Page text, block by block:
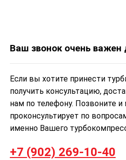
Ваш звонок очень важен
Если вы хотите принести
получить консультацию,
нам по телефону. Позвоните и
проконсультирует по
именно Вашего
+7 (902) 269-10-40